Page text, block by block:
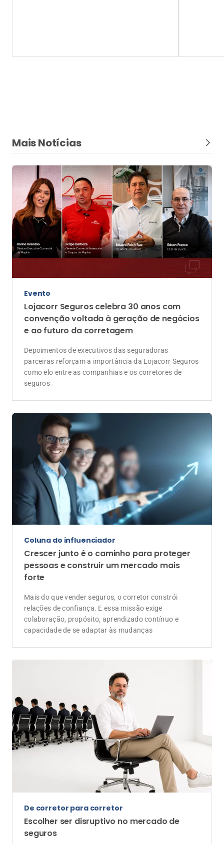
Mais Notícias
Evento
Lojacorr Seguros celebra 30 anos com
convenção voltada à geração de negócios
e ao futuro da corretagem
Depoimentos de executivos das seguradoras
parceiras reforçam a importância da Lojacorr Seguros
como elo entre as companhias e os corretores de
seguros
Coluna do influenciador
Crescer junto é o caminho para proteger
pessoas e construir um mercado mais
forte
Mais do que vender seguros, o corretor constrói
relações de confiança. E essa missão exige
colaboração, propósito, aprendizado contínuo e
capacidade de se adaptar às mudanças
De corretor para corretor
Escolher ser disruptivo no mercado de
seguros